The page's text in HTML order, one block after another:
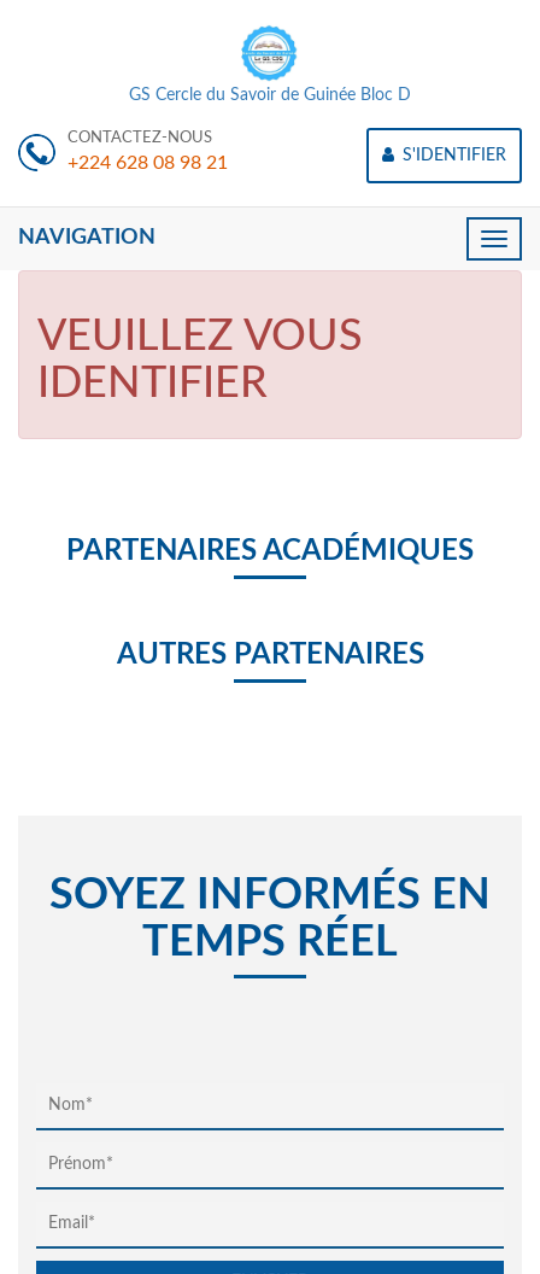
GS Cercle du Savoir de Guinée Bloc D
CONTACTEZ-NOUS
+224 628 08 98 21 S'IDENTIFIER
Toggle
NAVIGATION
VEUILLEZ VOUS
IDENTIFIER
PARTENAIRES ACADÉMIQUES
AUTRES PARTENAIRES
SOYEZ INFORMÉS EN
TEMPS RÉEL